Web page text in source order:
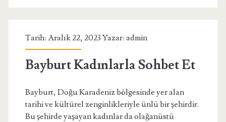
Tarih: Aralık 22, 2023 Yazar: admin
Bayburt Kadınlarla Sohbet Et
Bayburt, Doğu Karadeniz bölgesinde yer alan
tarihi ve kültürel zenginlikleriyle ünlü bir şehirdir.
Bu şehirde yaşayan kadınlar da olağanüstü